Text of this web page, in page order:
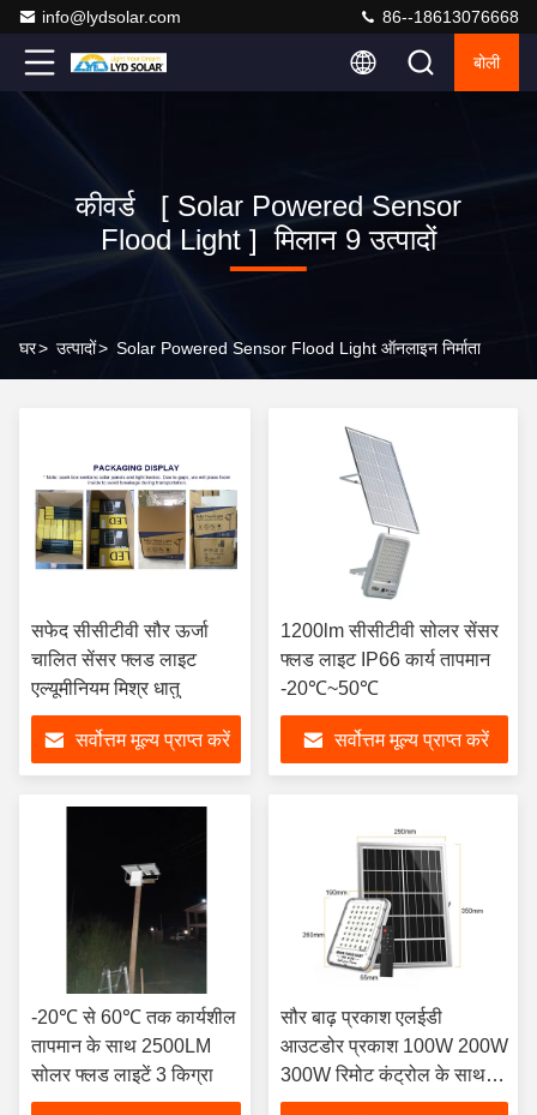
info@lydsolar.com 86--18613076668
बोली
कीवर्ड [ Solar Powered Sensor
Flood Light ] मिलान 9 उत्पादों
घर> उत्पादों> Solar Powered Sensor Flood Light ऑनलाइन निर्माता
सफेद सीसीटीवी सौर ऊर्जा
चालित सेंसर फ्लड लाइट
एल्यूमीनियम मिश्र धातु
सर्वोत्तम मूल्य प्राप्त करें
1200lm सीसीटीवी सोलर सेंसर
फ्लड लाइट IP66 कार्य तापमान
-20℃~50℃
सर्वोत्तम मूल्य प्राप्त करें
-20℃ से 60℃ तक कार्यशील
तापमान के साथ 2500LM
सोलर फ्लड लाइटें 3 किग्रा
सौर बाढ़ प्रकाश एलईडी
आउटडोर प्रकाश 100W 200W
300W रिमोट कंट्रोल के साथ
180 डिग्री घूर्णन प्रकाश सौर